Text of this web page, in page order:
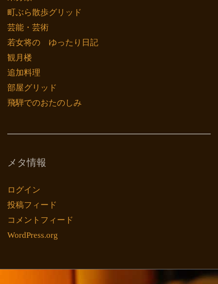
町ぶら散歩グリッド
芸能・芸術
若女将の ゆったり日記
観月楼
追加料理
部屋グリッド
飛騨でのおたのしみ
メタ情報
ログイン
投稿フィード
コメントフィード
WordPress.org